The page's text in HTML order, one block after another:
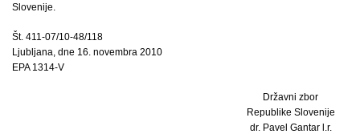
Slovenije.
Št. 411-07/10-48/118
Ljubljana, dne 16. novembra 2010
EPA 1314-V
Državni zbor
Republike Slovenije
dr. Pavel Gantar l.r.